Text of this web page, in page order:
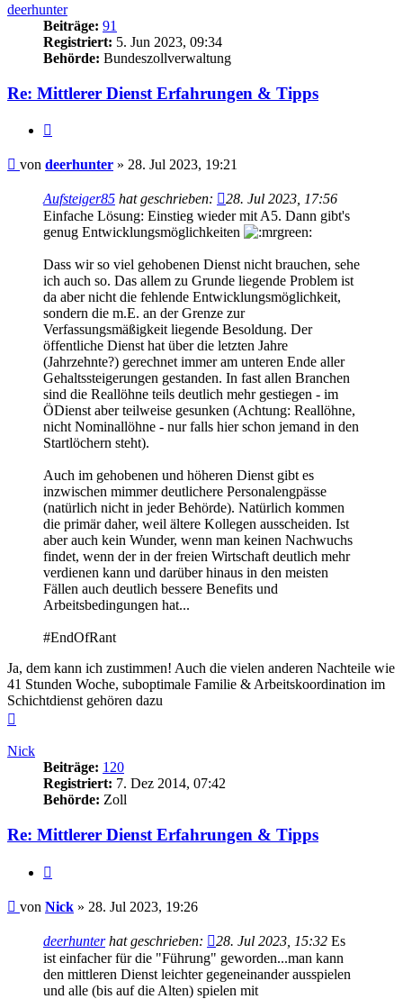
deerhunter
Beiträge: 91
Registriert: 5. Jun 2023, 09:34
Behörde: Bundeszollverwaltung
Re: Mittlerer Dienst Erfahrungen & Tipps
Beitrag
von deerhunter » 28. Jul 2023, 19:21
Aufsteiger85 hat geschrieben:
28. Jul 2023, 17:56
Einfache Lösung: Einstieg wieder mit A5. Dann gibt's
genug Entwicklungsmöglichkeiten
Dass wir so viel gehobenen Dienst nicht brauchen, sehe
ich auch so. Das allem zu Grunde liegende Problem ist
da aber nicht die fehlende Entwicklungsmöglichkeit,
sondern die m.E. an der Grenze zur
Verfassungsmäßigkeit liegende Besoldung. Der
öffentliche Dienst hat über die letzten Jahre
(Jahrzehnte?) gerechnet immer am unteren Ende aller
Gehaltssteigerungen gestanden. In fast allen Branchen
sind die Reallöhne teils deutlich mehr gestiegen - im
ÖDienst aber teilweise gesunken (Achtung: Reallöhne,
nicht Nominallöhne - nur falls hier schon jemand in den
Startlöchern steht).
Auch im gehobenen und höheren Dienst gibt es
inzwischen mimmer deutlichere Personalengpässe
(natürlich nicht in jeder Behörde). Natürlich kommen
die primär daher, weil ältere Kollegen ausscheiden. Ist
aber auch kein Wunder, wenn man keinen Nachwuchs
findet, wenn der in der freien Wirtschaft deutlich mehr
verdienen kann und darüber hinaus in den meisten
Fällen auch deutlich bessere Benefits und
Arbeitsbedingungen hat...
#EndOfRant
Ja, dem kann ich zustimmen! Auch die vielen anderen Nachteile wie
41 Stunden Woche, suboptimale Familie & Arbeitskoordination im
Schichtdienst gehören dazu
Nick
Beiträge: 120
Registriert: 7. Dez 2014, 07:42
Behörde: Zoll
Re: Mittlerer Dienst Erfahrungen & Tipps
Beitrag
von Nick » 28. Jul 2023, 19:26
deerhunterhat geschrieben: 28. Jul 2023, 15:32 Es
ist einfacher für die "Führung" geworden...man kann
den mittleren Dienst leichter gegeneinander ausspielen
und alle (bis auf die Alten) spielen mit